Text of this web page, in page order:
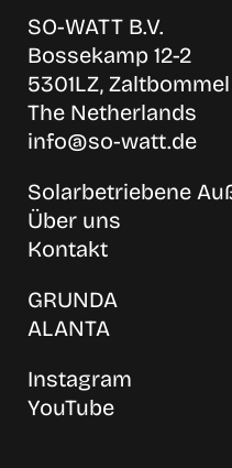
SO-WATT B.V.
Bossekamp 12-2
5301LZ, Zaltbommel
The Netherlands
info@so-watt.de
Solarbetriebene
Über uns
Kontakt
GRUNDA
ALANTA
Instagram
YouTube